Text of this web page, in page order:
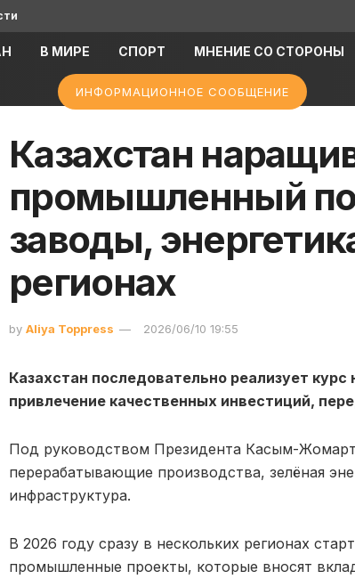
В МИРЕ СПОРТ МНЕНИЕ СО СТОРОНЫ
ИНФОРМАЦИОННОЕ СООБЩЕНИЕ
Казахстан
промышленный
заводы,
регионах
by Aliya Toppress 2026/06/10 19:55
Казахстан последовательно реализует
привлечение качественных инвестиций,
Под руководством Президента Касым-
перерабатывающие производства, зелёная
инфраструктура.
В 2026 году сразу в нескольких регионах
промышленные проекты, которые вносят